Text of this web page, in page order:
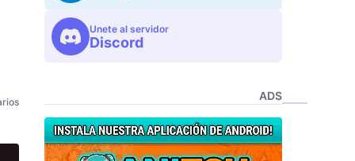
Unete al servidor
Discord
ADS